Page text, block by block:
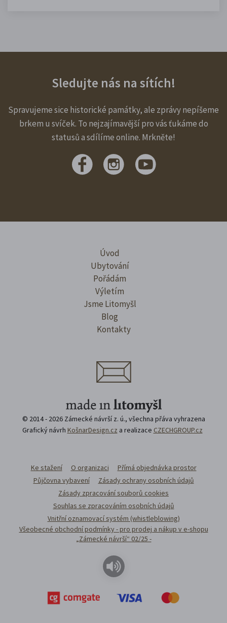
Sledujte nás na sítích!
Spravujeme sice historické památky, ale zprávy nepíšeme
brkem u svíček. To nejzajímavější pro vás ťukáme do
statusů a sdílíme online. Mrkněte!
Úvod
Ubytování
Pořádám
Výletím
Jsme Litomyšl
Blog
Kontakty
© 2014 - 2026 Zámecké návrší z. ú., všechna přáva vyhrazena
Grafický návrh KošnarDesign.cz a realizace CZECHGROUP.cz
Ke stažení O organizaci
Přímá objednávka prostor
Půjčovna vybavení
Zásady ochrany osobních údajů
Zásady zpracování souborů cookies
Souhlas se zpracováním osobních údajů
Vnitřní oznamovací systém (whistleblowing)
Všeobecné obchodní podmínky - pro prodej a nákup v e-shopu
„Zámecké návrší“ 02/25 -